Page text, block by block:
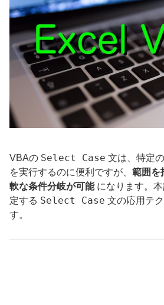
VBAの Select Case 文は、特定
を実行するのに便利ですが、 範囲を
軟な条件分岐が可能になります。
定する Select Case 文の応用テ
す。